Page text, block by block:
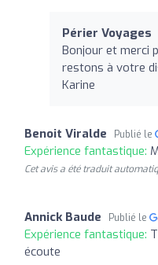
Périer Voyages
Bonjour et merci
restons à votre
Karine
Benoit Viralde Publié le
Expérience fantastique:
Cet avis a été traduit
Annick Baude Publié le
Expérience fantastique:
écoute